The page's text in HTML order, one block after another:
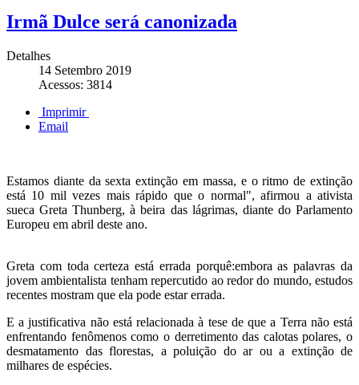
Irmã Dulce será canonizada
Detalhes
14 Setembro 2019
Acessos: 3814
Imprimir
Email
Estamos diante da sexta extinção em massa, e o ritmo de extinção
está 10 mil vezes mais rápido que o normal", afirmou a ativista
sueca Greta Thunberg, à beira das lágrimas, diante do Parlamento
Europeu em abril deste ano.
Greta com toda certeza está errada porquê:embora as palavras da
jovem ambientalista tenham repercutido ao redor do mundo, estudos
recentes mostram que ela pode estar errada.
E a justificativa não está relacionada à tese de que a Terra não está
enfrentando fenômenos como o derretimento das calotas polares, o
desmatamento das florestas, a poluição do ar ou a extinção de
milhares de espécies.